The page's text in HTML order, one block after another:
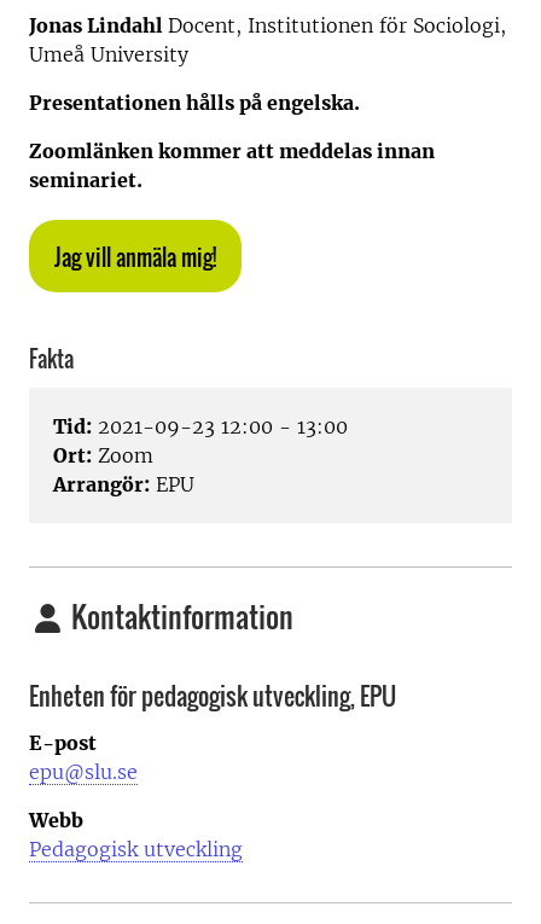
Jonas Lindahl Docent, Institutionen för Sociologi,
Umeå University
Presentationen hålls på engelska.
Zoomlänken kommer att meddelas innan
seminariet.
Jag vill anmäla mig!
Fakta
Tid: 2021-09-23 12:00 - 13:00
Ort: Zoom
Arrangör: EPU
Kontaktinformation
Enheten för pedagogisk utveckling, EPU
E-post
epu@slu.se
Webb
Pedagogisk utveckling